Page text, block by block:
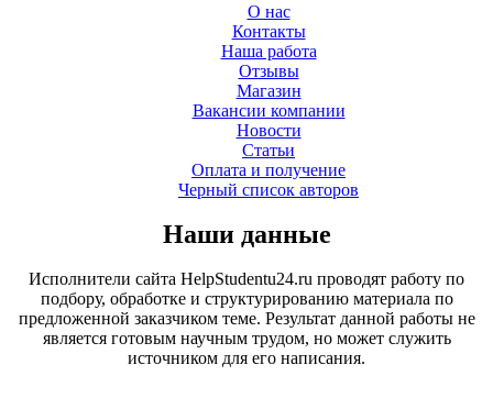
О нас
Контакты
Наша работа
Отзывы
Магазин
Вакансии компании
Новости
Статьи
Оплата и получение
Черный список авторов
Наши данные
Исполнители сайта HelpStudentu24.ru проводят работу по
подбору, обработке и структурированию материала по
предложенной заказчиком теме. Результат данной работы не
является готовым научным трудом, но может служить
источником для его написания.